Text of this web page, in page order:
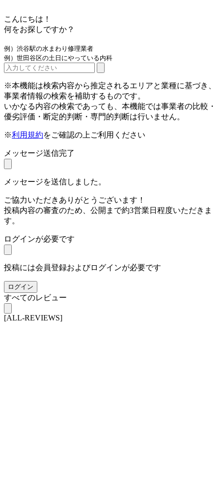
こんにちは！
何をお探しですか？
例）渋谷駅の水まわり修理業者
例）世田谷区の土日にやっている内科
※本機能は検索内容から推定されるエリアと業種に基づき、
事業者情報の検索を補助するものです。
いかなる内容の検索であっても、本機能では事業者の比較・
優劣評価・断定的判断・専門的判断は行いません。
※利用規約をご確認の上ご利用ください
メッセージ送信完了
メッセージを送信しました。
ご協力いただきありがとうございます！
投稿内容の審査のため、公開まで約3営業日程度いただきま
す。
ログインが必要です
投稿には会員登録およびログインが必要です
ログイン
すべてのレビュー
[ALL-REVIEWS]